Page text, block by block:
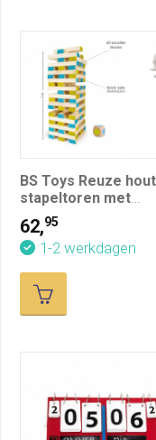
BS Toys Reuze
stapeltoren met
dobbelsteen
62,95
1-2 werkdagen